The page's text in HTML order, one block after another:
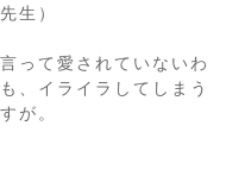
生）
って愛されていないわ
、イライラしてしまう
が。